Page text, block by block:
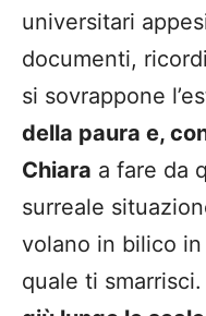
universitari
documenti,
si sovrappone
della paura e,
Chiara a fare da
surreale
volano in bilico
quale ti smarrisci.